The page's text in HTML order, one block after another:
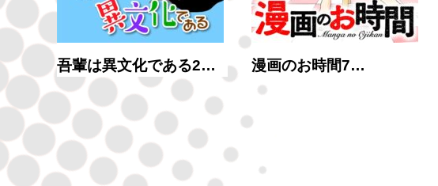
吾輩は異文化である2… 漫画のお時間7…